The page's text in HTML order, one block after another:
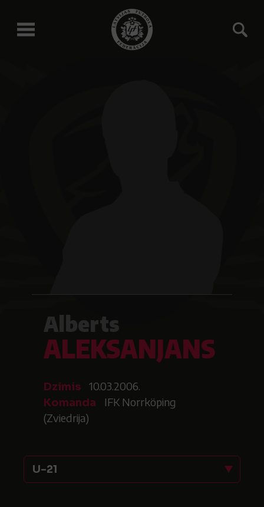
Alberts
ALEKSANJANS
Dzimis 10.03.2006.
Komanda
IFK Norrköping
(Zviedrija)
U-21